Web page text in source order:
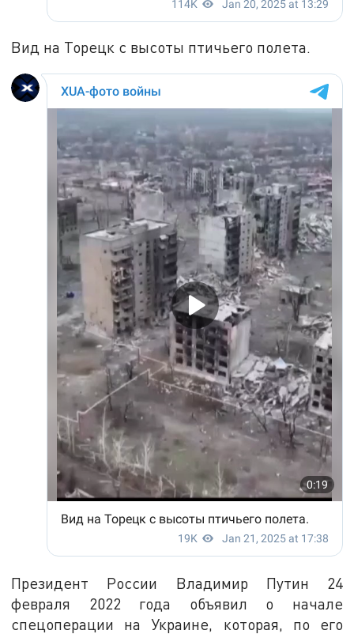
Вид на Торецк с высоты птичьего полета.
Президент России Владимир Путин 24
февраля 2022 года объявил о начале
спецоперации на Украине, которая, по его